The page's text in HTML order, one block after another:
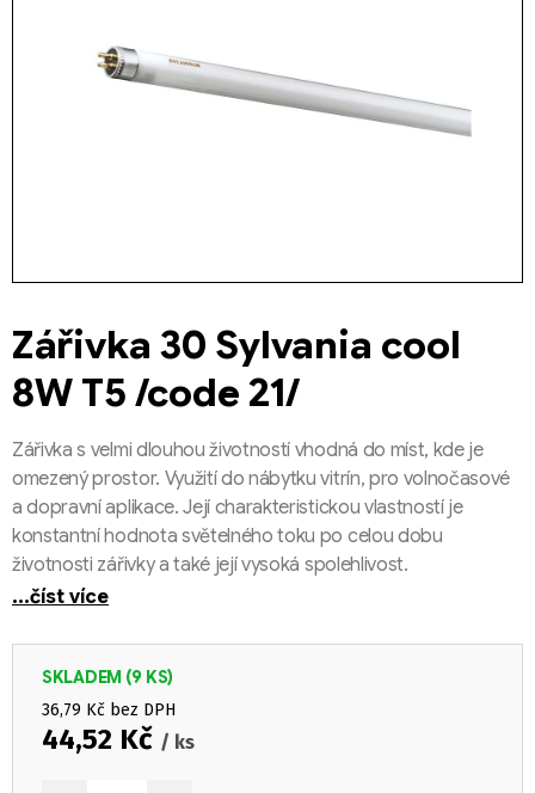
Zářivka 30 Sylvania cool
8W T5 /code 21/
SKLADEM (9 KS)
44,52 Kč / ks
36,79 Kč bez DPH
Zářivka s velmi dlouhou životností vhodná do míst, kde je
omezený prostor. Využití do nábytku vitrín, pro volnočasové
a dopravní aplikace. Její charakteristickou vlastností je
konstantní hodnota světelného toku po celou dobu
životnosti zářivky a také její vysoká spolehlivost.
...číst více